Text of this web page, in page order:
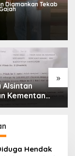
Diamankan Tekab
»
Alsintan
Kementan
Tangan
Minta
Tuntas
Hendak